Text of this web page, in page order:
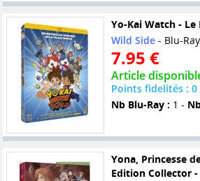
Yo-Kai Watch -
Wild Side- Blu-
7.95 €
Article
Points fidelités : 0
Nb Blu-Ray : 1 -
Yona, Princesse
Edition Collector